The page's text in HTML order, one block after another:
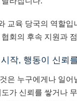
교육 당국의 역할입
회의 후속 지원과
작, 행동이 신뢰
은 누구에게나 일어
가 신뢰를 쌓거나